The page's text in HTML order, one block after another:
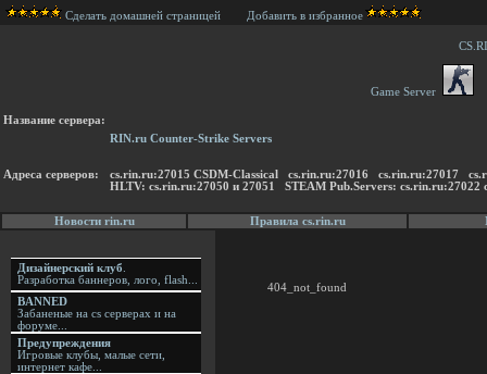
Сделать домашней страницей Добавить в избранное
Game Server
Название сервера:
RIN.ru Counter-Strike Servers
Адреса серверов:
cs.rin.ru:27015 CSDM-Classical cs.rin.ru:27016 cs.rin.ru:27017
HLTV: cs.rin.ru:27050 и 27051 STEAM Pub.Servers: cs.rin.ru:27022
Новости rin.ru Правила cs.rin.ru
Дизайнерский клуб
Разработка баннеров, лого, flash...
BANNED
Забаненые на cs серверах и на
форуме...
Предупреждения
Игровые клубы, малые сети,
интернет кафе...
404_not_found